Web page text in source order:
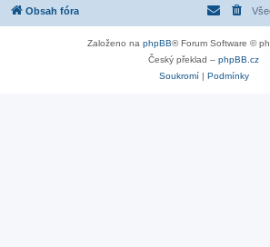
Obsah fóra
Založeno na phpBB® Forum Software ©
Český překlad – phpBB.cz
Soukromí| Podmínky